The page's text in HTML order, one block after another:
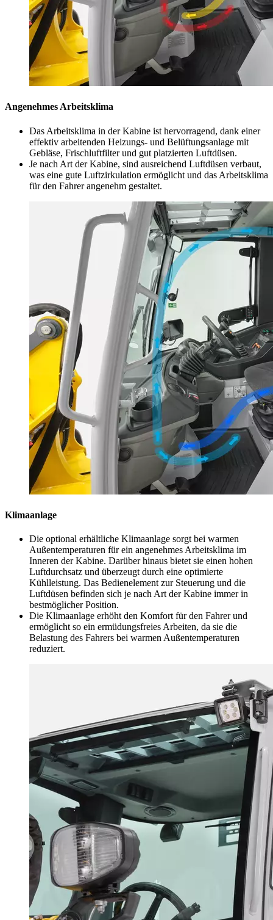
Angenehmes Arbeitsklima
Das Arbeitsklima in der Kabine ist hervorragend, dank einer
effektiv arbeitenden Heizungs- und Belüftungsanlage mit
Gebläse, Frischluftfilter und gut platzierten Luftdüsen.
Je nach Art der Kabine, sind ausreichend Luftdüsen verbaut,
was eine gute Luftzirkulation ermöglicht und das Arbeitsklima
für den Fahrer angenehm gestaltet.
Klimaanlage
Die optional erhältliche Klimaanlage sorgt bei warmen
Außentemperaturen für ein angenehmes Arbeitsklima im
Inneren der Kabine. Darüber hinaus bietet sie einen hohen
Luftdurchsatz und überzeugt durch eine optimierte
Kühlleistung. Das Bedienelement zur Steuerung und die
Luftdüsen befinden sich je nach Art der Kabine immer in
bestmöglicher Position.
Die Klimaanlage erhöht den Komfort für den Fahrer und
ermöglicht so ein ermüdungsfreies Arbeiten, da sie die
Belastung des Fahrers bei warmen Außentemperaturen
reduziert.